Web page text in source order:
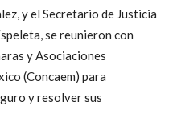
y el Secretario de Justicia
se reunieron con
y Asociaciones
(Concaem) para
y resolver sus